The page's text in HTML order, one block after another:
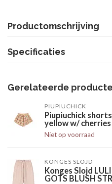
Productomschrijving
Specificaties
Gerelateerde
PIUPIUCHICK
Piupiuchick
yellow w/
Niet op voorraad
KONGES SLOJD
Konges Slojd
GOTS BLUSH